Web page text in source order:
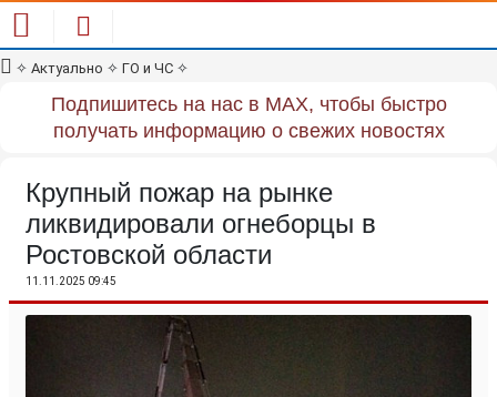
✧ Актуально ✧ ГО и ЧС ✧
Подпишитесь на нас в MAX, чтобы быстро
получать информацию о свежих новостях
Крупный пожар на рынке
ликвидировали огнеборцы в
Ростовской области
11.11.2025 09:45